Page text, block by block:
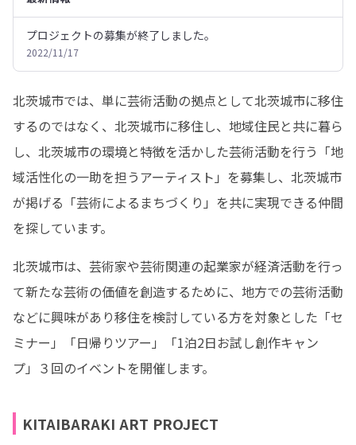
プロジェクトの募集が終了しました。
2022/11/17
北茨城市では、単に芸術活動の拠点として北茨城市に移住
するのではなく、北茨城市に移住し、地域住民と共に暮ら
し、北茨城市の環境と特徴を活かした芸術活動を行う「地
域活性化の一助を担うアーティスト」を募集し、北茨城市
が掲げる「芸術によるまちづくり」を共に実現できる仲間
を探しています。
北茨城市は、芸術家や芸術関連の起業家が経済活動を⾏っ
て新たな芸術の価値を創造するために、地⽅での芸術活動
などに興味があり移住を検討している⽅を対象とした「セ
ミナー」「日帰りツアー」「1泊2日お試し創作キャン
プ」３回のイベントを開催します。
KITAIBARAKI ART PROJECT